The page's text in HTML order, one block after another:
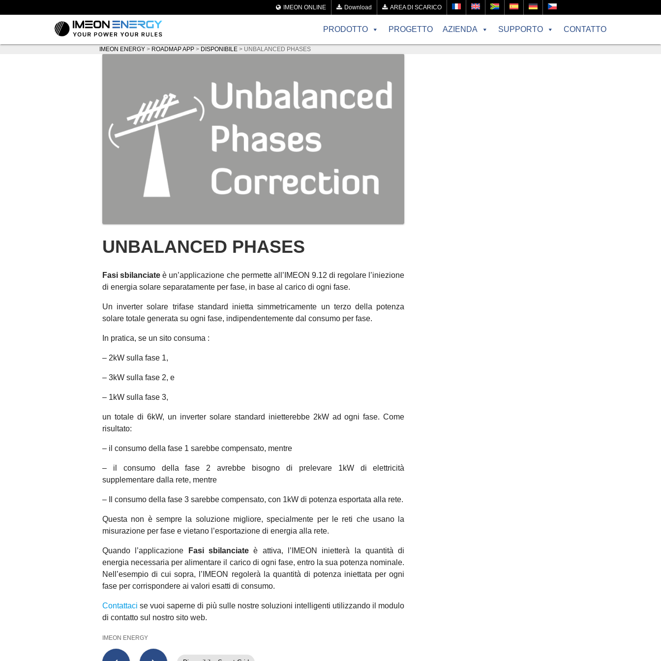
IMEON ONLINE Download AREA DI SCARICO
PRODOTTO PROGETTO AZIENDA SUPPORTO CONTATTO
IMEON ENERGY > ROADMAP APP > DISPONIBILE > UNBALANCED PHASES
UNBALANCED PHASES
Fasi sbilanciate è un’applicazione che permette all’IMEON 9.12 di regolare l’iniezione
di energia solare separatamente per fase, in base al carico di ogni fase.
Un inverter solare trifase standard inietta simmetricamente un terzo della potenza
solare totale generata su ogni fase, indipendentemente dal consumo per fase.
In pratica, se un sito consuma :
– 2kW sulla fase 1,
– 3kW sulla fase 2, e
– 1kW sulla fase 3,
un totale di 6kW, un inverter solare standard inietterebbe 2kW ad ogni fase. Come
risultato:
– il consumo della fase 1 sarebbe compensato, mentre
– il consumo della fase 2 avrebbe bisogno di prelevare 1kW di elettricità
supplementare dalla rete, mentre
– Il consumo della fase 3 sarebbe compensato, con 1kW di potenza esportata alla rete.
Questa non è sempre la soluzione migliore, specialmente per le reti che usano la
misurazione per fase e vietano l’esportazione di energia alla rete.
Quando l’applicazione Fasi sbilanciate è attiva, l’IMEON inietterà la quantità di
energia necessaria per alimentare il carico di ogni fase, entro la sua potenza nominale.
Nell’esempio di cui sopra, l’IMEON regolerà la quantità di potenza iniettata per ogni
fase per corrispondere ai valori esatti di consumo.
Contattaci se vuoi saperne di più sulle nostre soluzioni intelligenti utilizzando il modulo
di contatto sul nostro sito web.
IMEON ENERGY